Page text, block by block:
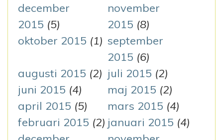
december
2015 (5)
november
2015 (8)
oktober 2015 (1) september
2015 (6)
augusti 2015 (2) juli 2015 (2)
juni 2015 (4) maj 2015 (2)
april 2015 (5) mars 2015 (4)
februari 2015 (2) januari 2015 (4)